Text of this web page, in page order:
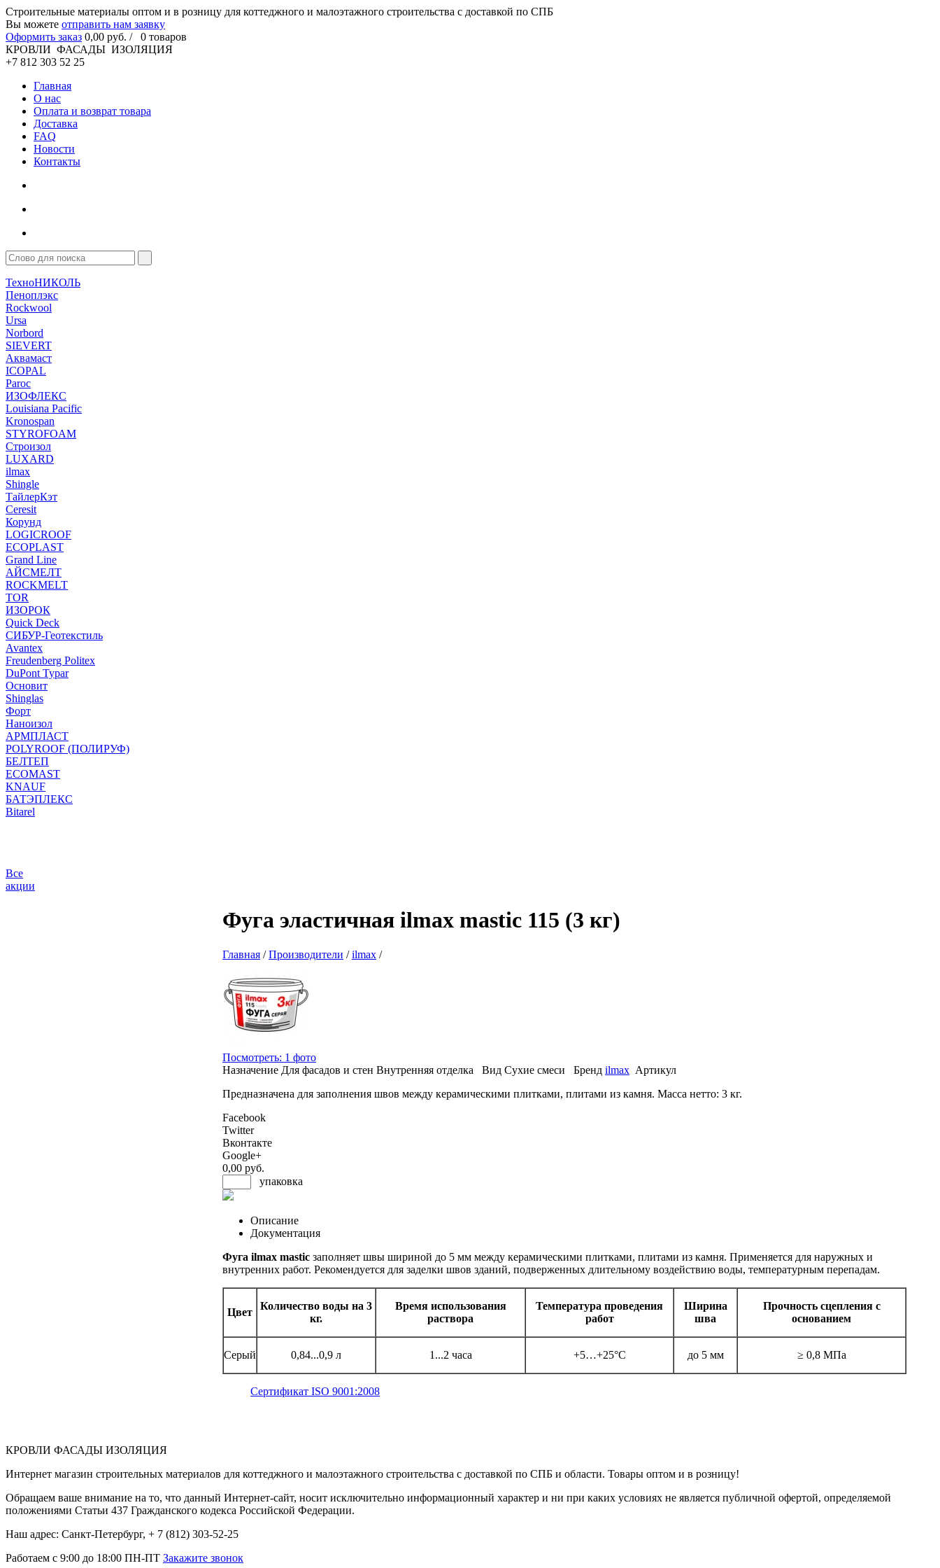
Cтроительные материалы оптом и в розницу для коттеджного и малоэтажного строительства с доставкой по СПБ
Вы можете отправить нам заявку
Оформить заказ 0,00 руб. / 0 товаров
КРОВЛИ ФАСАДЫ ИЗОЛЯЦИЯ
+7 812 303 52 25
Главная
О нас
Оплата и возврат товара
Доставка
FAQ
Новости
Контакты
ТехноНИКОЛЬ
Пеноплэкс
Rockwool
Ursa
Norbord
SIEVERT
Аквамаст
ICOPAL
Paroc
ИЗОФЛЕКС
Louisiana Pacific
Kronospan
STYROFOAM
Строизол
LUXARD
ilmax
Shingle
ТайлерКэт
Ceresit
Корунд
LOGICROOF
ECOPLAST
Grand Line
АЙСМЕЛТ
ROCKMELT
TOR
ИЗОРОК
Quick Deck
СИБУР-Геотекстиль
Avantex
Freudenberg Politex
DuPont Typar
Основит
Shinglas
Форт
Наноизол
АРМПЛАСТ
POLYROOF (ПОЛИРУФ)
БЕЛТЕП
ECOMAST
KNAUF
БАТЭПЛЕКС
Bitarel
Все
акции
Фуга эластичная ilmax mastic 115 (3 кг)
Главная /Производители /ilmax /
Посмотреть: 1 фото
Назначение Для фасадов и стен Внутренняя отделка Вид Сухие смеси Бренд ilmax Артикул
Предназначена для заполнения швов между керамическими плитками, плитами из камня. Масса нетто: 3 кг.
Facebook
Twitter
Вконтакте
Google+
0,00 руб.
упаковка
Описание
Документация
Фуга ilmax mastic заполняет швы шириной до 5 мм между керамическими плитками, плитами из камня. Применяется для наружных и
внутренних работ. Рекомендуется для заделки швов зданий, подверженных длительному воздействию воды, температурным перепадам.
Цвет
Количество воды на 3
кг.
Время использования
раствора
Температура проведения
работ
Ширина
шва
Прочность сцепления с
основанием
Серый 0,84...0,9 л 1...2 часа +5…+25°С до 5 мм ≥ 0,8 МПа
Сертификат ISO 9001:2008
КРОВЛИ ФАСАДЫ ИЗОЛЯЦИЯ
Интернет магазин строительных материалов для коттеджного и малоэтажного строительства с доставкой по СПБ и области. Товары оптом и в розницу!
Обращаем ваше внимание на то, что данный Интернет-сайт, носит исключительно информационный характер и ни при каких условиях не является публичной офертой, определяемой
положениями Статьи 437 Гражданского кодекса Российской Федерации.
Наш адрес: Санкт-Петербург, + 7 (812) 303-52-25
Работаем с 9:00 до 18:00 ПН-ПТ Закажите звонок